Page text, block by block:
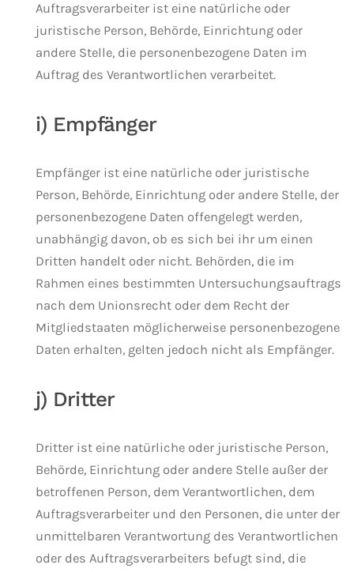
Auftragsverarbeiter ist eine natürliche oder
juristische Person, Behörde, Einrichtung oder
andere Stelle, die personenbezogene Daten im
Auftrag des Verantwortlichen verarbeitet.
i) Empfänger
Empfänger ist eine natürliche oder juristische
Person, Behörde, Einrichtung oder andere Stelle, der
personenbezogene Daten offengelegt werden,
unabhängig davon, ob es sich bei ihr um einen
Dritten handelt oder nicht. Behörden, die im
Rahmen eines bestimmten Untersuchungsauftrags
nach dem Unionsrecht oder dem Recht der
Mitgliedstaaten möglicherweise personenbezogene
Daten erhalten, gelten jedoch nicht als Empfänger.
j) Dritter
Dritter ist eine natürliche oder juristische Person,
Behörde, Einrichtung oder andere Stelle außer der
betroffenen Person, dem Verantwortlichen, dem
Auftragsverarbeiter und den Personen, die unter der
unmittelbaren Verantwortung des Verantwortlichen
oder des Auftragsverarbeiters befugt sind, die